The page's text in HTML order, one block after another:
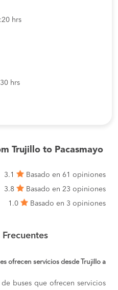
hrs
hrs
Trujillo to Pacasmayo
3.1
Basado en 61 opiniones
3.8
Basado en 23 opiniones
1.0 Basado en 3 opiniones
Frecuentes
ofrecen servicios desde Trujillo a
de buses que ofrecen servicios